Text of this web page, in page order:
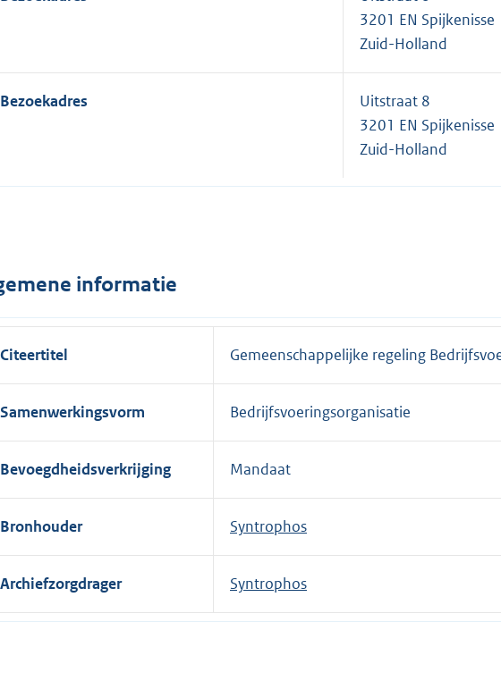
3201 EN Spijkenisse
Zuid-Holland
Bezoekadres
Uitstraat 8
3201 EN Spijkenisse
Zuid-Holland
informatie
Citeertitel Gemeenschappelijke regeling
Samenwerkingsvorm Bedrijfsvoeringsorganisatie
Bevoegdheidsverkrijging Mandaat
Bronhouder Syntrophos
Archiefzorgdrager Syntrophos